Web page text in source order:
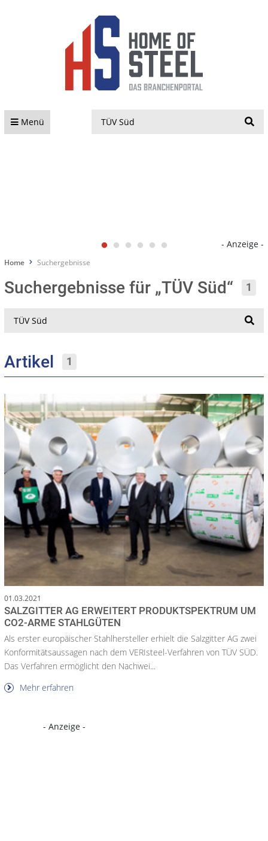
Menü
- Anzeige -
Home Suchergebnisse
Suchergebnisse für „TÜV Süd“ 1
Suche
Artikel 1
01.03.2021
SALZGITTER AG ERWEITERT PRODUKTSPEKTRUM UM
CO2-ARME STAHLGÜTEN
Als erster europäischer Stahlhersteller erhielt die Salzgitter AG zwei
Konformitätsaussagen nach dem VERIsteel-Verfahren von TÜV SÜD.
Das Verfahren ermöglicht den Nachwei...
Mehr erfahren
- Anzeige -